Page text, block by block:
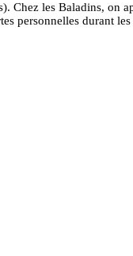
Chez les Baladins, on
personnelles durant